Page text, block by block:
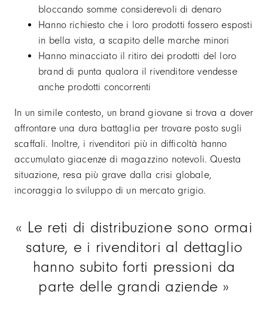
bloccando somme considerevoli di denaro
Hanno richiesto che i loro prodotti fossero esposti
in bella vista, a scapito delle marche minori
Hanno minacciato il ritiro dei prodotti del loro
brand di punta qualora il rivenditore vendesse
anche prodotti concorrenti
In un simile contesto, un brand giovane si trova a dover
affrontare una dura battaglia per trovare posto sugli
scaffali. Inoltre, i rivenditori più in difficoltà hanno
accumulato giacenze di magazzino notevoli. Questa
situazione, resa più grave dalla crisi globale,
incoraggia lo sviluppo di un mercato grigio.
Le reti di distribuzione sono ormai
sature, e i rivenditori al dettaglio
hanno subito forti pressioni da
parte delle grandi aziende